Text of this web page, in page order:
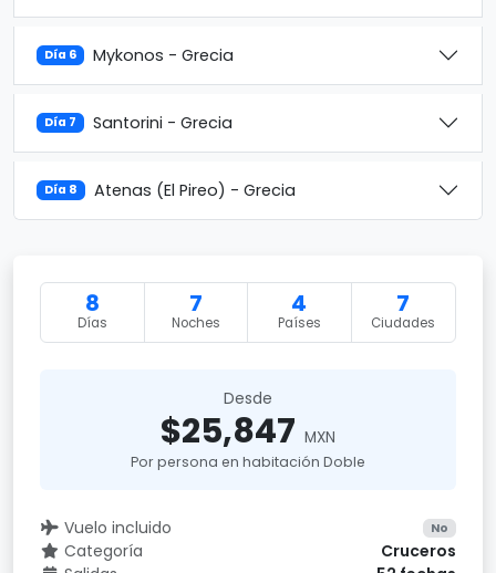
Día 6 Mykonos - Grecia
Día 7 Santorini - Grecia
Día 8 Atenas (El Pireo) - Grecia
8
Días
7
Noches
4
Países
7
Ciudades
Desde
$25,847 MXN
Por persona en habitación Doble
Vuelo incluido No
Categoría
Cruceros